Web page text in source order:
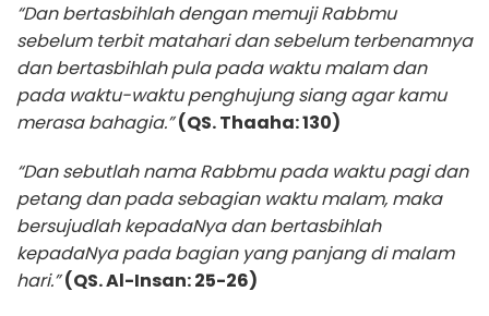
“Dan bertasbihlah dengan memuji Rabbmu
sebelum terbit matahari dan sebelum terbenamnya
dan bertasbihlah pula pada waktu malam dan
pada waktu-waktu penghujung siang agar kamu
merasa bahagia.” (QS. Thaaha: 130)
“Dan sebutlah nama Rabbmu pada waktu pagi dan
petang dan pada sebagian waktu malam, maka
bersujudlah kepadaNya dan bertasbihlah
kepadaNya pada bagian yang panjang di malam
hari.” (QS. Al-Insan: 25-26)